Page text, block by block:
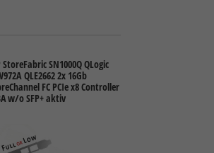
StoreFabric SN1000Q QLogic
QLE2662 2x 16Gb
FC PCIe x8 Controller
w/o SFP+ aktiv